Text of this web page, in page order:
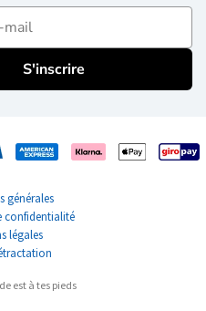
S'inscrire
générales
confidentialité
légales
est à tes pieds